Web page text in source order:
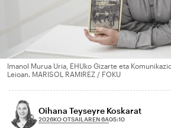
Imanol Murua Uria, EHUko Gizarte eta
Leioan. MARISOL RAMIREZ / FOKU
Oihana Teyseyre Koskarat
2026KO OTSAILAREN 6A05:10